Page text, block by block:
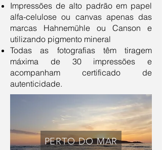
Impressões de alto padrão em papel
alfa-celulose ou canvas apenas das
marcas Hahnemühle ou Canson e
utilizando pigmento mineral
Todas as fotografias têm tiragem
máxima de 30 impressões e
acompanham certificado de
autenticidade.
PERTO DO MAR